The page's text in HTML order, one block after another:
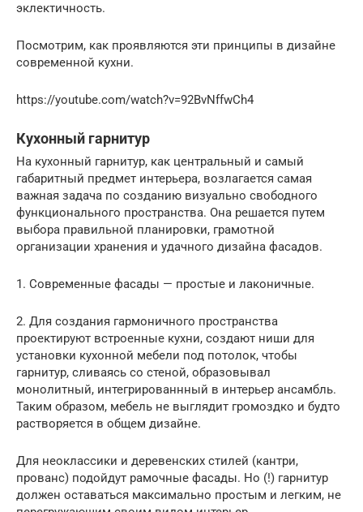
эклектичность.
Посмотрим, как проявляются эти принципы в дизайне
современной кухни.
https://youtube.com/watch?v=92BvNffwCh4
Кухонный гарнитур
На кухонный гарнитур, как центральный и самый
габаритный предмет интерьера, возлагается самая
важная задача по созданию визуально свободного
функционального пространства. Она решается путем
выбора правильной планировки, грамотной
организации хранения и удачного дизайна фасадов.
1. Современные фасады — простые и лаконичные.
2. Для создания гармоничного пространства
проектируют встроенные кухни, создают ниши для
установки кухонной мебели под потолок, чтобы
гарнитур, сливаясь со стеной, образовывал
монолитный, интегрированнный в интерьер ансамбль.
Таким образом, мебель не выглядит громоздко и будто
растворяется в общем дизайне.
Для неоклассики и деревенских стилей (кантри,
прованс) подойдут рамочные фасады. Но (!) гарнитур
должен оставаться максимально простым и легким, не